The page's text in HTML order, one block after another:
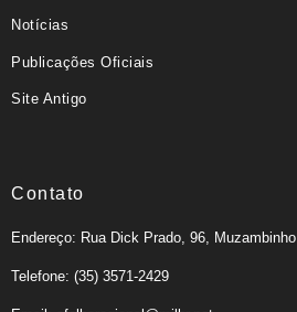
Notícias
Publicações Oficiais
Site Antigo
Contato
Endereço: Rua Dick Prado, 96, Muzambinho
Telefone: (35) 3571-2429